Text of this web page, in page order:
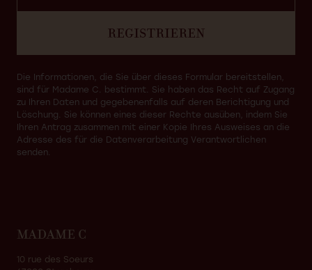
REGISTRIEREN
Die Informationen, die Sie über dieses Formular bereitstellen,
sind für Madame C. bestimmt. Sie haben das Recht auf Zugang
zu Ihren Daten und gegebenenfalls auf deren Berichtigung und
Löschung. Sie können eines dieser Rechte ausüben, indem Sie
Ihren Antrag zusammen mit einer Kopie Ihres Ausweises an die
Adresse des für die Datenverarbeitung Verantwortlichen
senden.
MADAME C
10 rue des Soeurs